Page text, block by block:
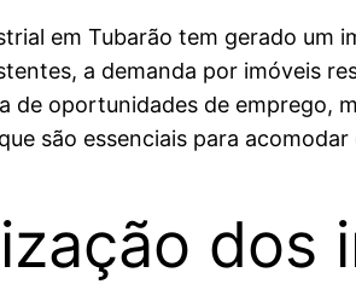
em Tubarão tem gerado um
a demanda por imóveis
de oportunidades de emprego,
são essenciais para
dos